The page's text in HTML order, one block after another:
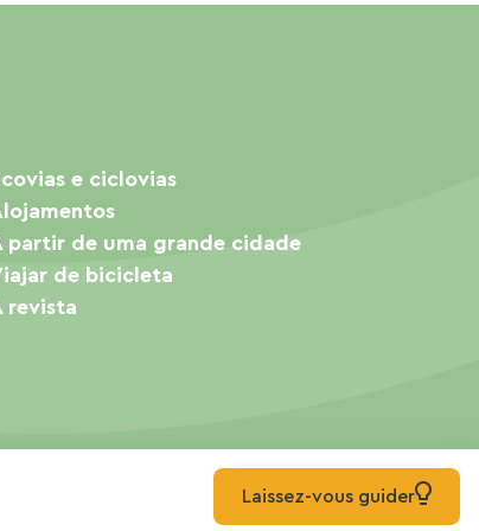
e ciclovias
partir de uma grande cidade
de bicicleta
revista
© 2026 Ma Voie Verte Todos os direitos reservados
Laissez-vous guider